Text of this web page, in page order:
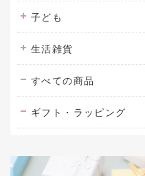
子ども
生活雑貨
すべての商品
ギフト・ラッピング